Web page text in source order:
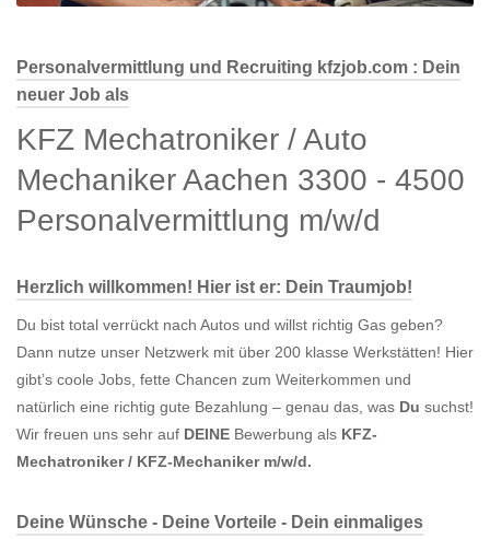
Personalvermittlung und Recruiting kfzjob.com : Dein
neuer Job als
KFZ Mechatroniker / Auto
Mechaniker Aachen 3300 - 4500
Personalvermittlung m/w/d
Herzlich willkommen! Hier ist er: Dein Traumjob!
Du bist total verrückt nach Autos und willst richtig Gas geben?
Dann nutze unser Netzwerk mit über 200 klasse Werkstätten! Hier
gibt’s coole Jobs, fette Chancen zum Weiterkommen und
natürlich eine richtig gute Bezahlung – genau das, was Du suchst!
Wir freuen uns sehr auf DEINE Bewerbung als KFZ-
Mechatroniker / KFZ-Mechaniker m/w/d.
Deine Wünsche - Deine Vorteile - Dein einmaliges